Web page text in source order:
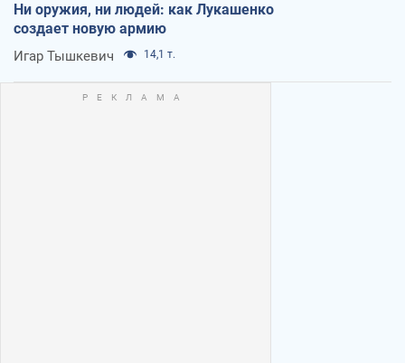
Ни оружия, ни людей: как Лукашенко
создает новую армию
Игар Тышкевич 14,1 т.